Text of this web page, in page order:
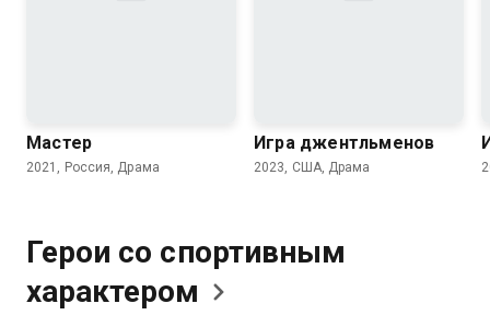
Мастер
2021, Россия, Драма
Игра джентльменов
2023, США, Драма
Герои со спортивным
характером